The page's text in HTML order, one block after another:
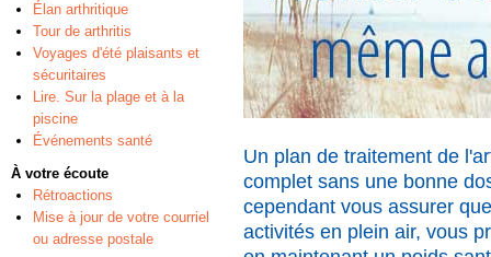
Élan arthritique
Tour de arthritis
Voyages d'été plaisants et
sécuritaires
Lire. Sur la plage et à la
piscine
Événements santé
À votre écoute
Rétroactions
Mise à jour de votre courriel
ou adresse postale
Un plan de traitement de
complet sans une bonne
cependant vous assurer
activités en plein air, vous